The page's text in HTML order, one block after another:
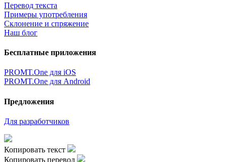
Перевод текста
Примеры употребления
Склонение и спряжение
Наш блог
Бесплатные приложения
PROMT.One для iOS
PROMT.One для Android
Предложения
Для разработчиков
Копировать текст
Копировать перевод